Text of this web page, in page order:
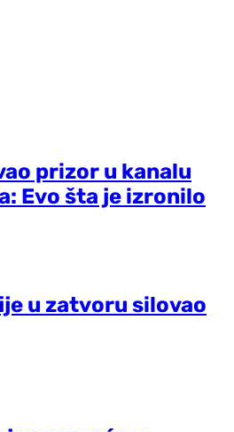
prizor u kanalu
Evo šta je izronilo
u zatvoru silovao